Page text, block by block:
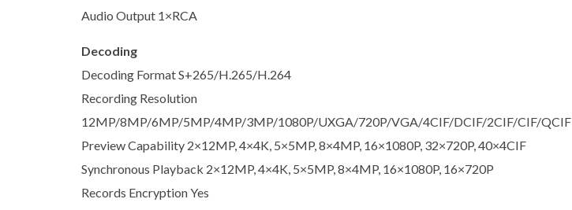
Audio Output 1×RCA
Decoding
Decoding Format S+265/H.265/H.264
Recording Resolution
12MP/8MP/6MP/5MP/4MP/3MP/1080P/UXGA/720P/VGA/4CIF/DCIF/2CIF/CIF/QCIF
Preview Capability 2×12MP, 4×4K, 5×5MP, 8×4MP, 16×1080P, 32×720P, 40×4CIF
Synchronous Playback 2×12MP, 4×4K, 5×5MP, 8×4MP, 16×1080P, 16×720P
Records Encryption Yes